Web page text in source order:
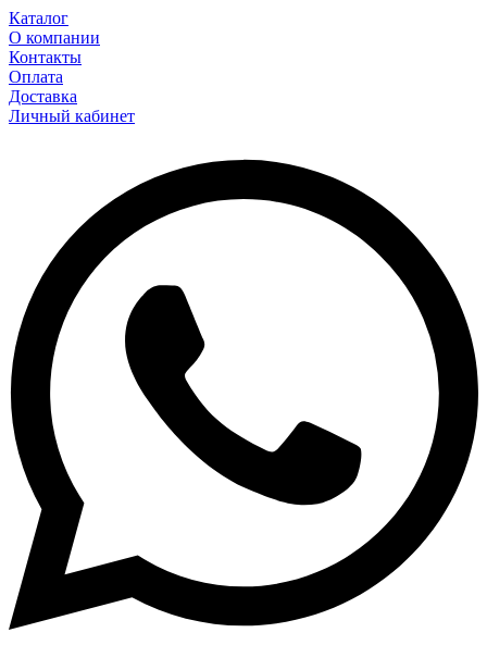
Каталог
О компании
Контакты
Оплата
Доставка
Личный кабинет